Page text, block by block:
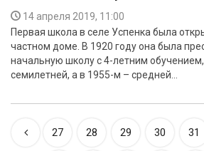
14 апреля 2019, 11:00
Первая школа в селе Успенка была
частном доме. В 1920 году она была
начальную школу с 4-летним
семилетней, а в 1955-м – средней…
27 28 29 30 31